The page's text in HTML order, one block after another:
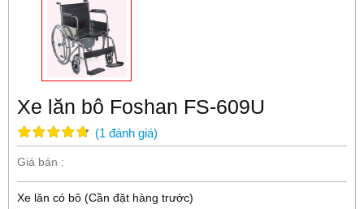
Xe lăn bô Foshan FS-609U
(1 đánh giá)
Giá bán :
Xe lăn có bô (Cần đặt hàng trước)